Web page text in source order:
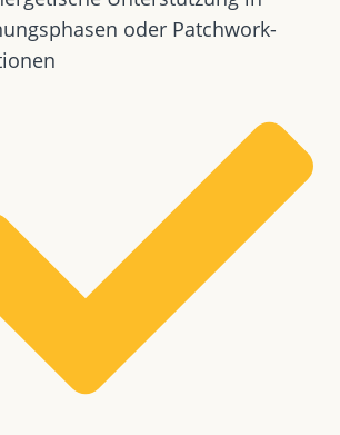
oder Patchwork-